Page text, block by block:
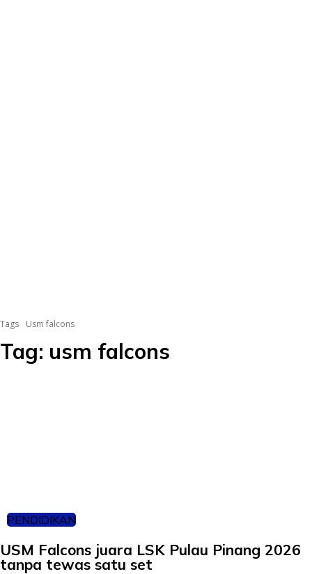
Tags Usm falcons
Tag: usm falcons
PENDIDIKAN
USM Falcons juara LSK Pulau Pinang 2026
tanpa tewas satu set